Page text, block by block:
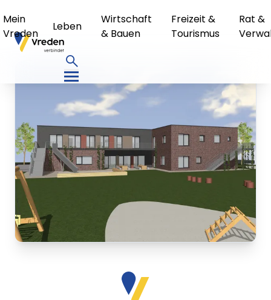
Mein
Vreden
Leben
Wirtschaft
& Bauen
Freizeit &
Tourismus
Rat &